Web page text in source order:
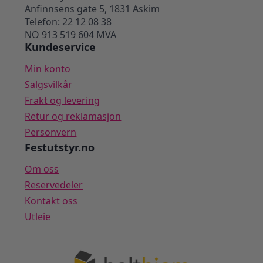
Anfinnsens gate 5, 1831 Askim
Telefon: 22 12 08 38
NO 913 519 604 MVA
Kundeservice
Min konto
Salgsvilkår
Frakt og levering
Retur og reklamasjon
Personvern
Festutstyr.no
Om oss
Reservedeler
Kontakt oss
Utleie